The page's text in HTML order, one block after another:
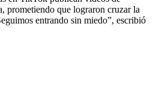
prometiendo que lograron cruzar la
entrando sin miedo”, escribió